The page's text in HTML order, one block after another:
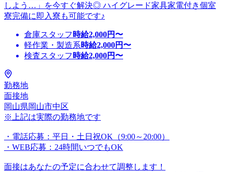
しよう…」を今すぐ解決◎ ハイグレード家具家電付き個室
寮完備に即入寮も可能です♪
倉庫スタッフ 時給2,000円〜
軽作業・製造系時給2,000円〜
検査スタッフ 時給2,000円〜
勤務地
面接地
岡山県岡山市中区
※上記は実際の勤務地です
・電話応募：平日・土日祝OK（9:00～20:00）
・WEB応募：24時間いつでもOK
面接はあなたの予定に合わせて調整します！